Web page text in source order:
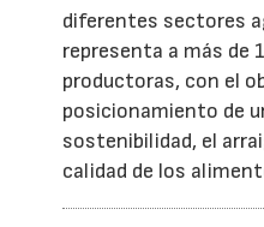
diferentes sectores
representa a más de
productoras, con el
posicionamiento de
sostenibilidad, el
calidad de los